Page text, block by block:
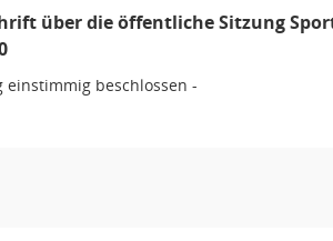
über die öffentliche Sitzung
beschlossen -